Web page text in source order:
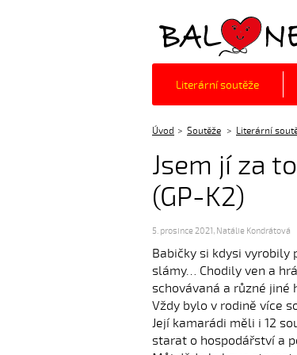
Balónek z.s.
Literární soutěže
Úvod Soutěže Literární
Jsem jí za
(GP-K2)
5. prosince 2021, Natálie Kondrátová
Babičky si kdysi vyrobily
slámy… Chodily ven a
schovávaná a různé jiné
Vždy bylo v rodině více
Její kamarádi měli i 12
starat o hospodářství a